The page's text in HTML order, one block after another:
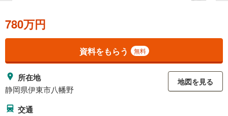
780万円
資料をもらう 無料
所在地
静岡県伊東市八幡野
地図を見る
交通